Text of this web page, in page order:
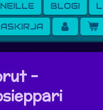
BLOGI
-